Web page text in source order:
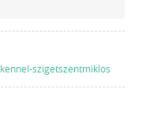
szigetszentmiklos